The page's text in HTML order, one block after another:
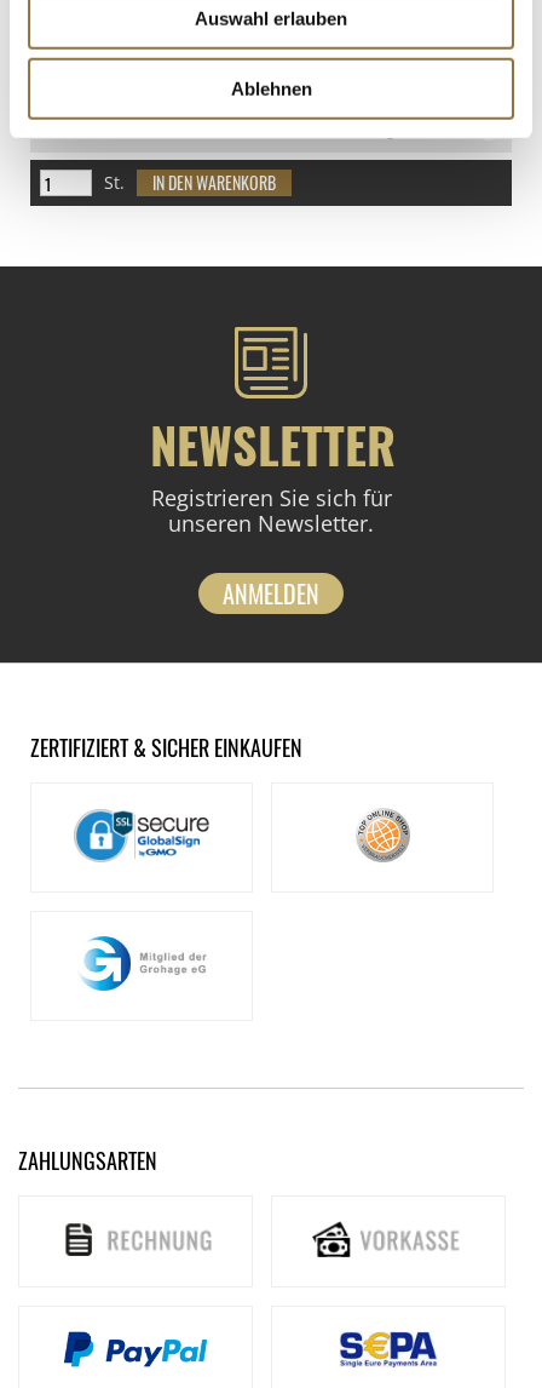
Auswahl erlauben
Ablehnen
LEBENSMITTELKENNZEICHNUNGEN
St.
NEWSLETTER
Registrieren Sie sich für
unseren Newsletter.
ANMELDEN
ZERTIFIZIERT & SICHER EINKAUFEN
ZAHLUNGSARTEN